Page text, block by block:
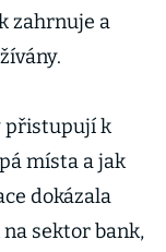
zahrnuje a
přistupují k
místa a jak
dokázala
sektor bank,